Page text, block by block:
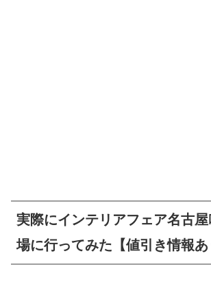
実際にインテリアフェア名古
場に行ってみた【値引き情報あ